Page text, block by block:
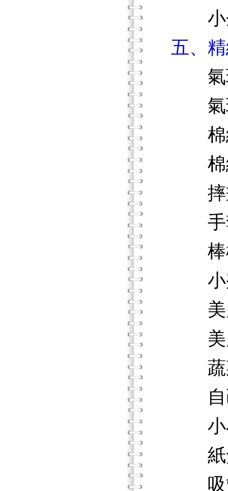
小
五、
氣球
氣球
棉線
棉線
摔
手
棒
小
美麗
美麗
蔬菜
自己
小小
紙
吸管